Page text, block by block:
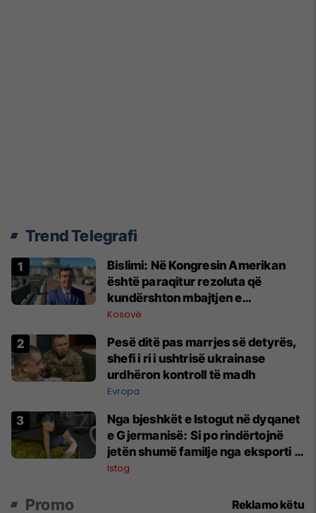
Trend Telegrafi
Bislimi: Në Kongresin Amerikan
është paraqitur rezoluta që
kundërshton mbajtjen e
Asamblesë Parlamentare të
Kosovë
Pesë ditë pas marrjes së detyrës,
shefi i ri i ushtrisë ukrainase
urdhëron kontroll të madh
Evropa
Nga bjeshkët e Istogut në dyqanet
e Gjermanisë: Si po rindërtojnë
jetën shumë familje nga eksporti i
bimëve mjekësore
Istog
Promo Reklamo këtu